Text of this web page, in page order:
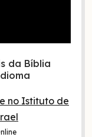
da Bíblia